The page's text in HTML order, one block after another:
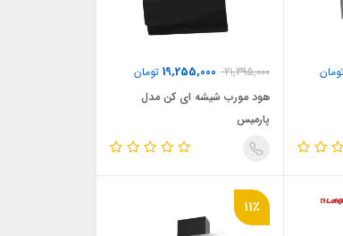
21,395,000
19,255,000 تومان
هود مورب شیشه ای کن مدل
پارمیس
11٪